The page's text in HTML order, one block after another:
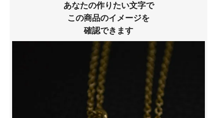
あなたの作りたい文字で
この商品のイメージを
確認できます